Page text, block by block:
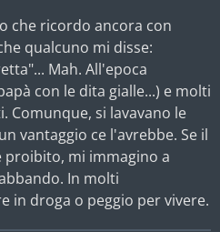
che ricordo ancora con
qualcuno mi disse:
Mah. All'epoca
con le dita gialle...) e molti
si lavavano le
vantaggio ce l'avrebbe. Se il
mi immagino a
In molti
in droga o peggio per vivere.